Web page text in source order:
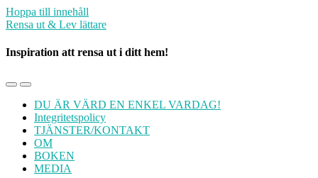
Hoppa till innehåll
Rensa ut & Lev lättare
Inspiration att rensa ut i ditt hem!
Slå
mobilmenyn
Slå
på/av
sökfältet
DU ÄR VÄRD EN ENKEL VARDAG!
Integritetspolicy
TJÄNSTER/KONTAKT
OM
BOKEN
MEDIA